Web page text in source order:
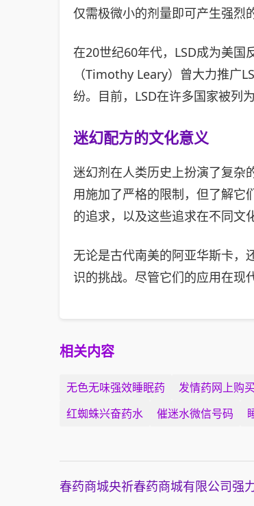
仅需极微小的剂量即可产生强烈
在20世纪60年代，LSD成为美国
（Timothy Leary）曾大力推广
纷。目前，LSD在许多国家被列
迷幻配方的文化意义
迷幻剂在人类历史上扮演了复杂
用施加了严格的限制，但了解它
的追求，以及这些追求在不同文
无论是古代南美的阿亚华斯卡，
识的挑战。尽管它们的应用在现
相关内容
无色无味强效睡眠药 发情药网上购
红蜘蛛兴奋药水
催迷水微信号码
春药商城央祈春药商城有限公司强